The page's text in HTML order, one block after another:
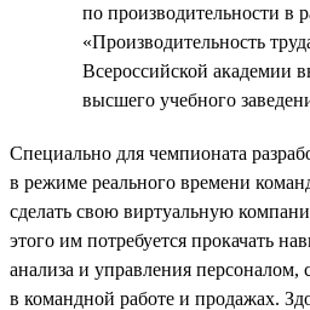
по производительности в
«Производительность
Всероссийской академии
высшего учебного
Специально для чемпионата
в режиме реального времени
сделать свою виртуальную
этого им потребуется прокачать
анализа и управления персоналом,
в командной работе и продажах.